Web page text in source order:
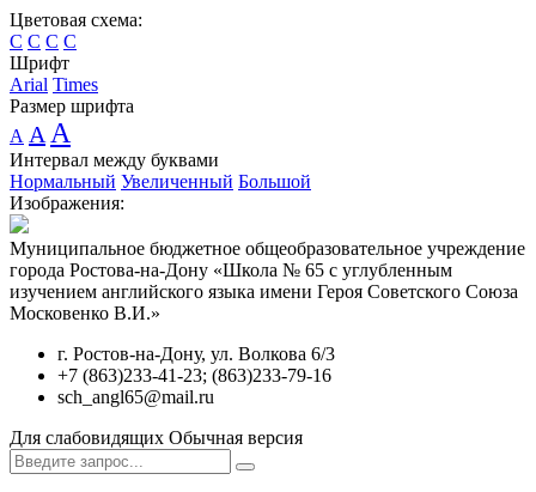
Цветовая схема:
C C C C
Шрифт
Arial Times
Размер шрифта
A A A
Интервал между буквами
Нормальный Увеличенный Большой
Изображения:
Муниципальное бюджетное общеобразовательное учреждение
города Ростова-на-Дону «Школа № 65 с углубленным
изучением английского языка имени Героя Советского Союза
Московенко В.И.»
г. Ростов-на-Дону, ул. Волкова 6/3
+7 (863)233-41-23; (863)233-79-16
sch_angl65@mail.ru
Для слабовидящих Обычная версия